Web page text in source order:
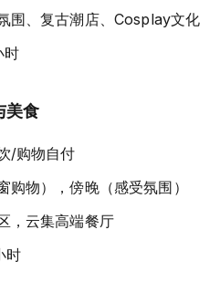
围、复古潮店、Cosplay文化
时
食
/购物自付
购物），傍晚（感受氛围）
，云集高端餐厅
时